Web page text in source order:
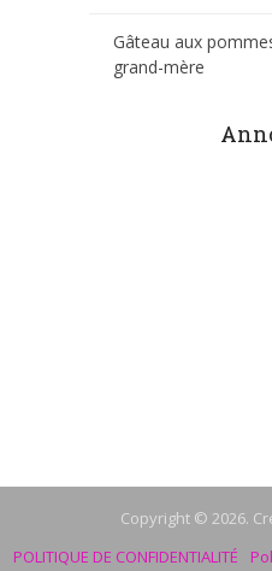
Gâteau aux
grand-mère
Copyright © 2026.
POLITIQUE DE CONFIDENTIALITÉ